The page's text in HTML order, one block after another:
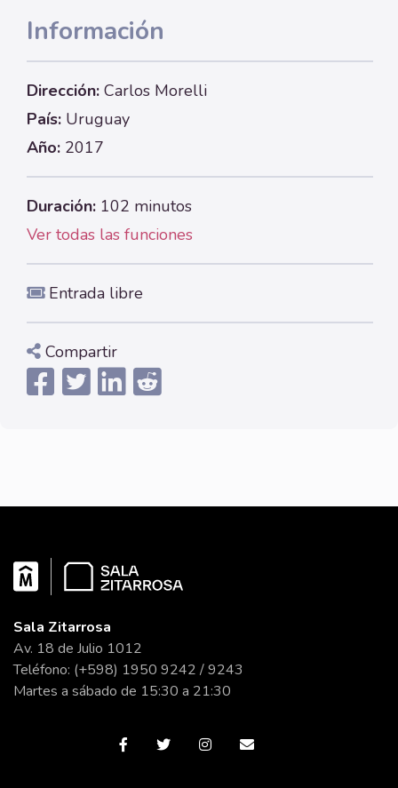
Información
Dirección: Carlos Morelli
País: Uruguay
Año: 2017
Duración: 102 minutos
Ver todas las funciones
Entrada libre
Compartir
Sala Zitarrosa
Av. 18 de Julio 1012
Teléfono: (+598) 1950 9242 / 9243
Martes a sábado de 15:30 a 21:30